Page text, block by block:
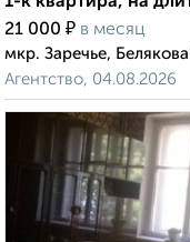
21 000 ₽ в месяц
мкр. Заречье,
Агентство, 04.08.2026